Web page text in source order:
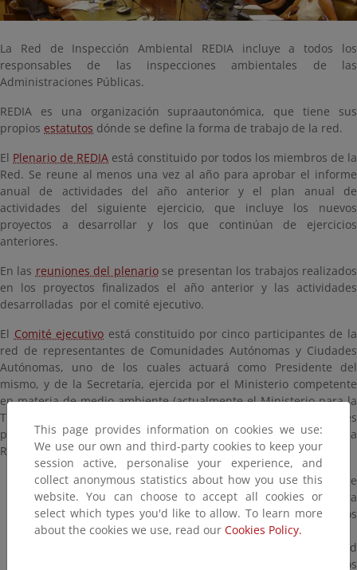
La Red de Inspección Ambiental REDIA incluye a todos los
responsables de las inspecciones ambientales de las
Administraciones Públicas.
REDIA es una organización supraautonómica, que tiene sus
propios estatutos dónde se define la forma de trabajo de la red.
El Plenario de REDIA está constituido por todos los miembros de la
Red. Se reune al menos una vez al año para aprobar el informe
anual de actividades del año anterior y el plan anual de
actividades del siguiente ejercicio, que incluye los nuevos
proyectos a desarrollar y los que continúan de ejercicios
anteriores.
En las reuniones del plenariose presentan los trabajos realizados
en los proyectos finalizados el año anterior y las actividades
desarrolladas por el comité ejecutivo.
El Comité ejecutivo está constituido por cinco participantes de la
red de representantes de Comunidades Autónomas y Ciudades
Autónomas, uno de los cuales actuará como Presidente del
mismo, y de la Secretaría, ejercida por el Ministerio competente
en materia de medio ambiente (actualmente el Ministerio para la
Transición Ecológica y el Reto Demográfico). Su misión principal es
promover la realización de actividades por los miembros de la
Red, aunque también se encarga de:
Preparar las reuniones del Plenario, el informe anual de
las actividades desarrolladas, el plan de actividades para
el ejercicio siguiente y la presentación de nuevos
proyectos.
Organizar y coordinar la participación de REDIA en la Red
Europea de Inspección Ambiental IMPEL y otros foros
This page provides information on cookies we use:
We use our own and third-party cookies to keep your
session active, personalise your experience, and
collect anonymous statistics about how you use this
website. You can choose to accept all cookies or
select which types you'd like to allow. To learn more
about the cookies we use, read our Cookies Policy.